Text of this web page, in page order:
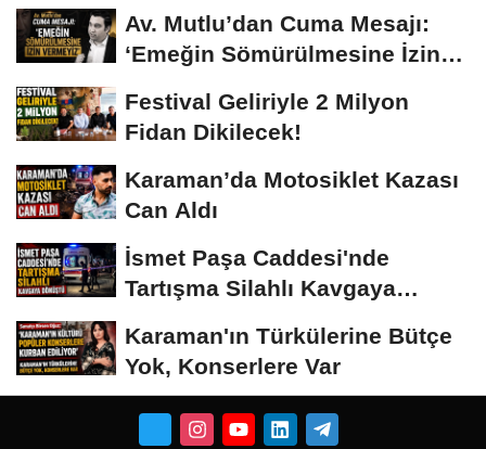
Av. Mutlu’dan Cuma Mesajı:
‘Emeğin Sömürülmesine İzin
Festival Geliriyle 2 Milyon
Fidan Dikilecek!
Karaman’da Motosiklet Kazası
Can Aldı
İsmet Paşa Caddesi'nde
Tartışma Silahlı Kavgaya
Karaman'ın Türkülerine Bütçe
Yok, Konserlere Var